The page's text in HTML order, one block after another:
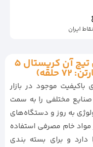
ایران
مشخصات محصول چسب پهن تیچ آن کریستال 5
موجود در بازار
مختلفی را به سمت
به روز و دستگاه‌های
خام مصرفی استفاده
و برای بسته بندی